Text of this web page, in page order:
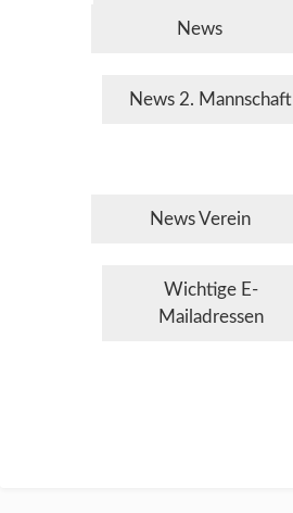
News
News 2. Mannschaft
News Verein
Wichtige E-
Mailadressen